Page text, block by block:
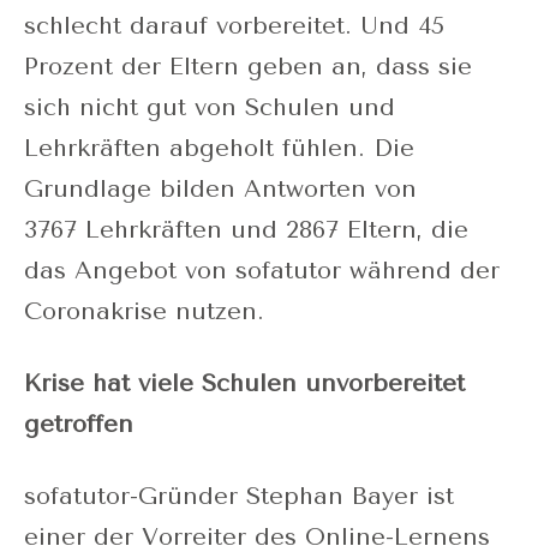
schlecht darauf vorbereitet. Und 45
Prozent der Eltern geben an, dass sie
sich nicht gut von Schulen und
Lehrkräften abgeholt fühlen. Die
Grundlage bilden Antworten von
3767 Lehrkräften und 2867 Eltern, die
das Angebot von sofatutor während der
Coronakrise nutzen.
Krise hat viele Schulen unvorbereitet
getroffen
sofatutor-Gründer Stephan Bayer ist
einer der Vorreiter des Online-Lernens